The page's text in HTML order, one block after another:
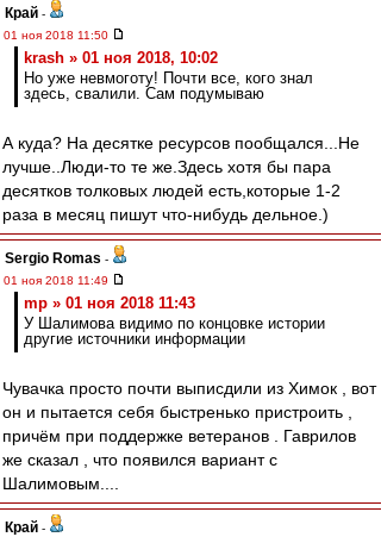
Край -
01 ноя 2018 11:50
krash » 01 ноя 2018, 10:02
Но уже невмоготу! Почти все, кого знал
здесь, свалили. Сам подумываю
А куда? На десятке ресурсов пообщался...Не
лучше..Люди-то те же.Здесь хотя бы пара
десятков толковых людей есть,которые 1-2
раза в месяц пишут что-нибудь дельное.)
Sergio Romas -
01 ноя 2018 11:49
mp » 01 ноя 2018 11:43
У Шалимова видимо по концовке истории
другие источники информации
Чувачка просто почти выписдили из Химок , вот
он и пытается себя быстренько пристроить ,
причём при поддержке ветеранов . Гаврилов
же сказал , что появился вариант с
Шалимовым....
Край -